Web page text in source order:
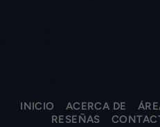
INICIO ACERCA DE
RESEÑAS